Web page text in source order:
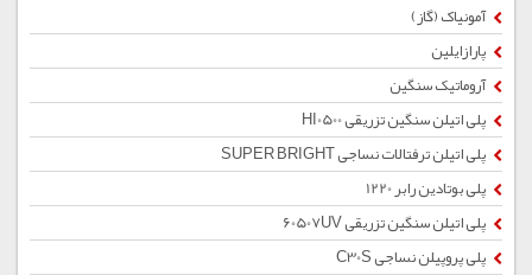
آمونیاک (گاز)
پارازایلین
آروماتیک سنگین
پلی اتیلن سنگین تزریقی HI0500
پلی اتیلن ترفتالات نساجی SUPER BRIGHT
پلی بوتادین رابر 1220
پلی اتیلن سنگین تزریقی 60507UV
پلی پروپیلن نساجی C30S